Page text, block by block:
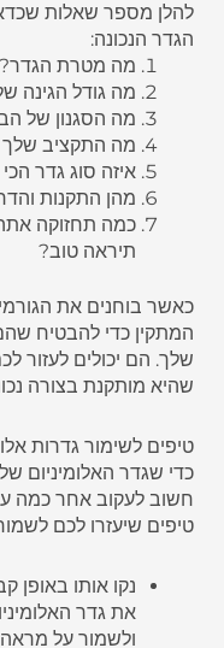
להלן מספר שאלות
הגדר הנכונה:
מה מטרת הגדר?
מה גודל הגינה
מה הסגנון של
מה התקציב שלך
איזה סוג גדר
מהן התקנות
כמה תחזוקה
תיראה טוב?
כאשר בוחנים את
המתקין כדי להבטיח
שלך. הם יכולים לעזור
שהיא מותקנת בצורה
טיפים לשימור גדרות
כדי שגדר האלומיניום
חשוב לעקוב אחר כמה
טיפים שיעזרו לכם
נקו אותו באופן
את גדר
ולשמור על מראה